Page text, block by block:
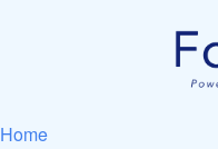
Home